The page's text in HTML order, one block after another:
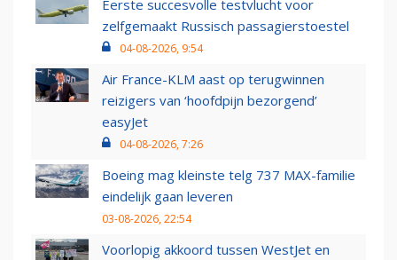
Eerste succesvolle testvlucht voor
zelfgemaakt Russisch passagierstoestel
04-08-2026, 9:54
Air France-KLM aast op terugwinnen
reizigers van ‘hoofdpijn bezorgend’
easyJet
04-08-2026, 7:26
Boeing mag kleinste telg 737 MAX-familie
eindelijk gaan leveren
03-08-2026, 22:54
Voorlopig akkoord tussen WestJet en